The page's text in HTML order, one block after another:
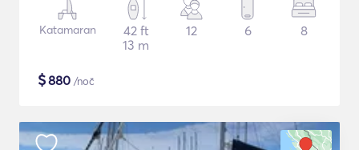
Katamaran
42 ft
13 m
12 6 8
$880 /noč